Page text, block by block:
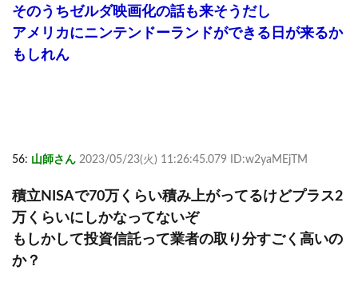
そのうちゼルダ映画化の話も来そうだし
アメリカにニンテンドーランドができる日が来るか
もしれん
56: 山師さん 2023/05/23(火) 11:26:45.079 ID:w2yaMEjTM
積立NISAで70万くらい積み上がってるけどプラス2
万くらいにしかなってないぞ
もしかして投資信託って業者の取り分すごく高いの
か？